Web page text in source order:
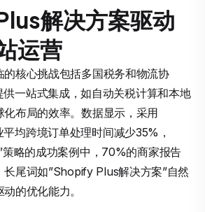
解决方案驱动
运营
的核心挑战包括多国税务和物流协
一站式集成，如自动关税计算和本地
布局的效率。数据显示，采用
均跨境订单处理时间减少35%，
策略的成功案例中，70%的商家报告
长尾词如”Shopify Plus解决方案”自然
的优化能力。